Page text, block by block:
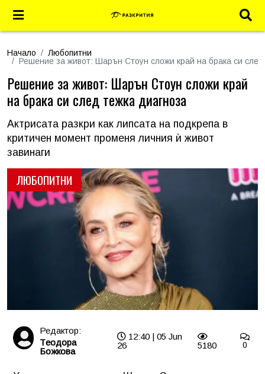
Начало
Любопитни
Решение за живот: Шарън Стоун сложи край на брака си
ЛЮБОПИТНИ
Решение за живот: Шарън Стоун сложи край
на брака си след тежка диагноза
Актрисата разкри как липсата на подкрепа в
критичен момент променя личния ѝ живот
завинаги
Редактор:
Tеодора
Божкова
12:40 | 05 Jun
26
5180 0